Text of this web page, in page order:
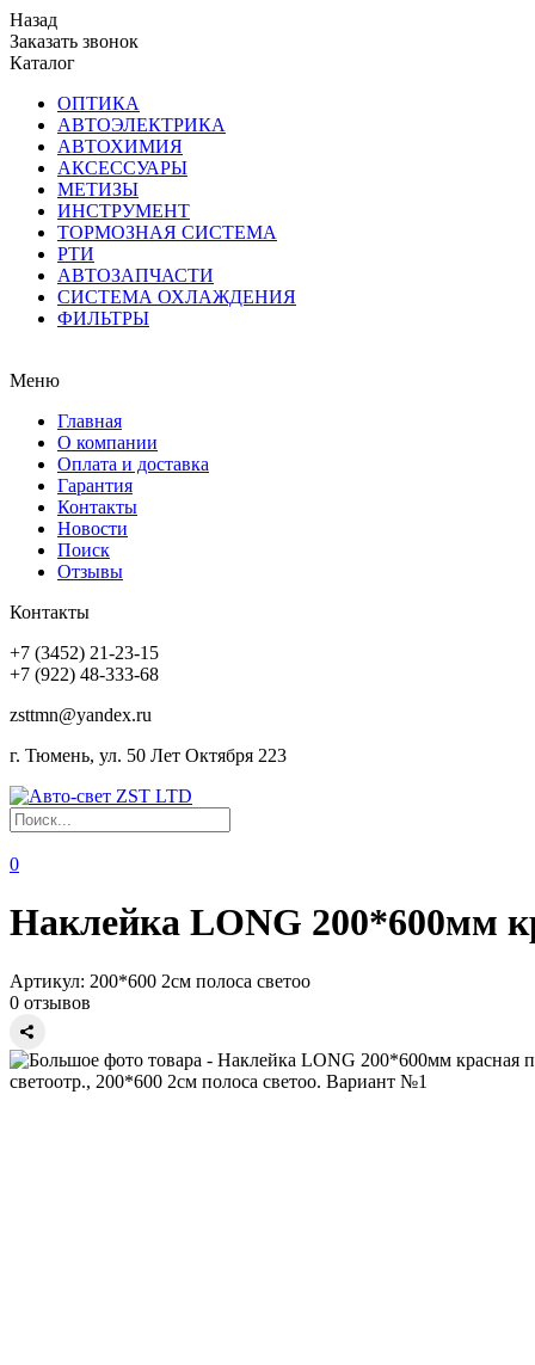
Назад
Заказать звонок
Каталог
ОПТИКА
АВТОЭЛЕКТРИКА
АВТОХИМИЯ
АКСЕССУАРЫ
МЕТИЗЫ
ИНСТРУМЕНТ
ТОРМОЗНАЯ СИСТЕМА
РТИ
АВТОЗАПЧАСТИ
СИСТЕМА ОХЛАЖДЕНИЯ
ФИЛЬТРЫ
Меню
Главная
О компании
Оплата и доставка
Гарантия
Контакты
Новости
Поиск
Отзывы
Контакты
+7 (3452) 21-23-15
+7 (922) 48-333-68
zsttmn@yandex.ru
г. Тюмень, ул. 50 Лет Октября 223
0
Наклейка LONG 200*600мм
Артикул: 200*600 2см полоса светоо
0 отзывов